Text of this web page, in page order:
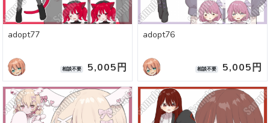
adopt77
相談不要 5,005円
adopt76
相談不要 5,005円